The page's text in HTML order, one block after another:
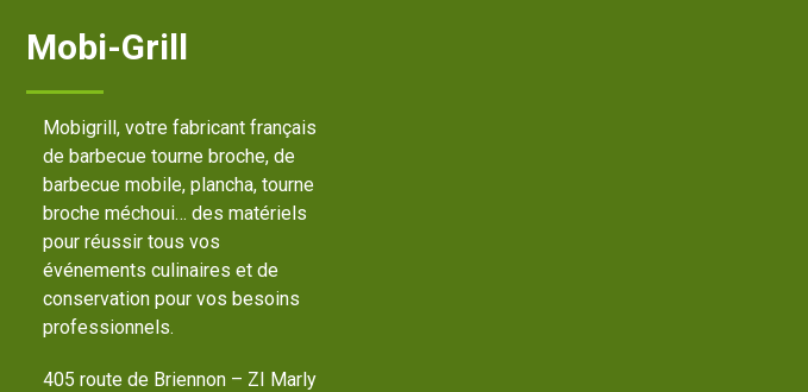
Mobi-Grill
Mobigrill, votre fabricant français
de barbecue tourne broche, de
barbecue mobile, plancha, tourne
broche méchoui… des matériels
pour réussir tous vos
événements culinaires et de
conservation pour vos besoins
professionnels.
405 route de Briennon – ZI Marly